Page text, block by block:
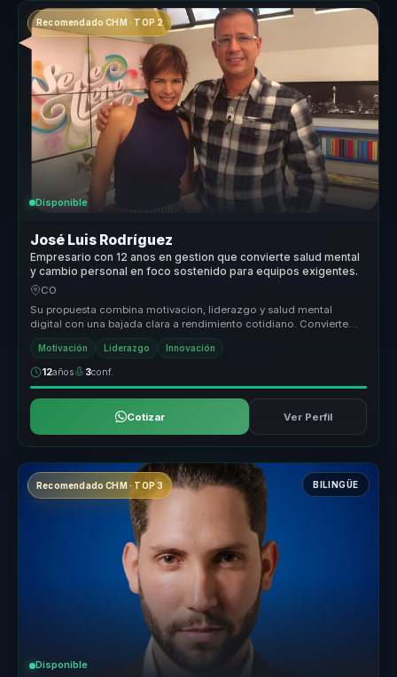
Recomendado CHM · TOP 2
Disponible
José Luis Rodríguez
Empresario con 12 anos en gestion que convierte salud mental
y cambio personal en foco sostenido para equipos exigentes.
CO
Su propuesta combina motivacion, liderazgo y salud mental
digital con una bajada clara a rendimiento cotidiano. Convierte
temas que mucha...
Motivación Liderazgo Innovación
12años 3conf.
Cotizar Ver Perfil
Recomendado CHM · TOP 3 BILINGÜE
Disponible